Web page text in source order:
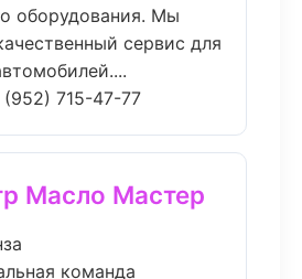
оборудования. Мы
сервис для
(952) 715-47-77
Масло Мастер
команда